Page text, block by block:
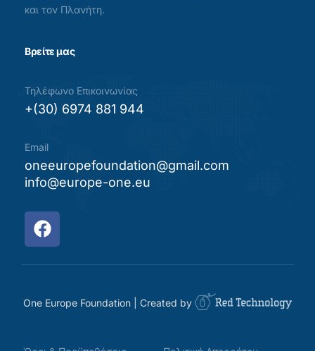
και τον Πλανήτη.
Βρείτε μας
Τηλέφωνο Επικοινωνίας
+(30) 6974 881 944
Email
oneeuropefoundation@gmail.com
info@europe-one.eu
One Europe Foundation | Created by